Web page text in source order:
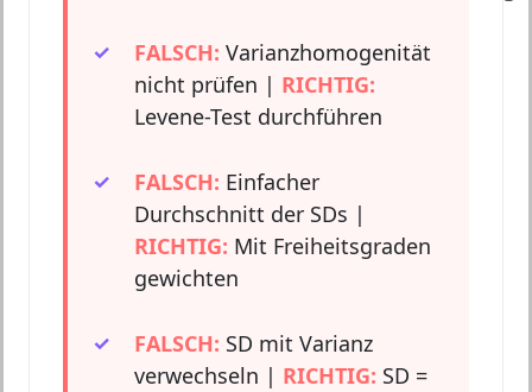
FALSCH: Varianzhomogenität
nicht prüfen | RICHTIG:
Levene-Test durchführen
FALSCH: Einfacher
Durchschnitt der SDs |
RICHTIG: Mit Freiheitsgraden
gewichten
FALSCH: SD mit Varianz
verwechseln | RICHTIG: SD =